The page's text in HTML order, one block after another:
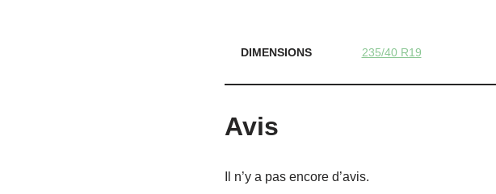
DIMENSIONS 235/40 R19
Avis
Il n’y a pas encore d’avis.